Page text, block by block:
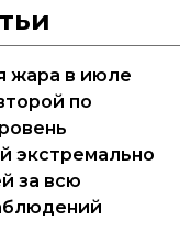
жара в июле
по
экстремально
за всю